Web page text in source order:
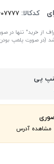
کدکالا:
از خرید" تنها در
صورت پلمپ بودن،
پی
مشاهده آدرس